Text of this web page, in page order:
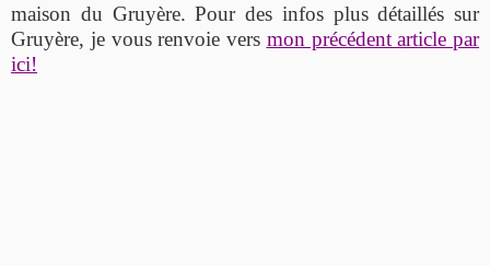
maison du Gruyère. Pour des infos plus détaillés sur
Gruyère, je vous renvoie vers mon précédent article par
ici!